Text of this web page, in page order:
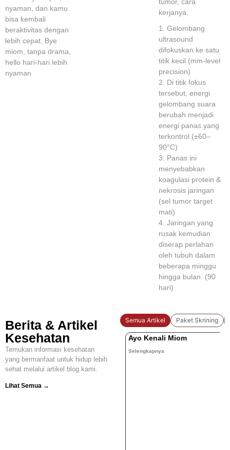
nyaman, dan kamu
bisa kembali
beraktivitas dengan
lebih cepat. Bye
miom, tanpa drama,
hello hari-hari lebih
nyaman
tumor, cara
kerjanya:
1. Gelombang
ultrasound
difokuskan ke satu
titik kecil (mm-level
precision)
2. Di titik fokus
tersebut, energi
gelombang suara
berubah menjadi
energi panas yang
terkontrol (±60–
90°C)
3. Panas ini
menyebabkan
koagulasi protein &
nekrosis jaringan
(sel tumor target
mati)
4. Jaringan yang
rusak kemudian
diserap perlahan
oleh tubuh dalam
beberapa minggu
hingga bulan. (90
hari)
Berita & Artikel
Kesehatan
Temukan informasi kesehatan
yang bermanfaat untuk hidup lebih
sehat melalui artikel blog kami.
Lihat Semua →
Semua Artikel Paket Skrining
Ayo Kenali Miom
Selengkapnya